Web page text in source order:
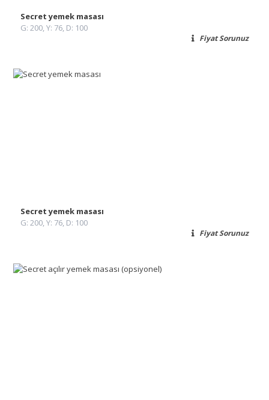
Secret yemek masası
G: 200, Y: 76, D: 100
Fiyat Sorunuz
Secret yemek masası
G: 200, Y: 76, D: 100
Fiyat Sorunuz